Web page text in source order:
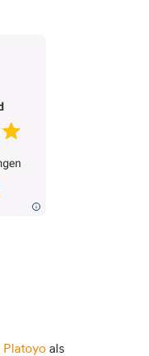
Platoyo als